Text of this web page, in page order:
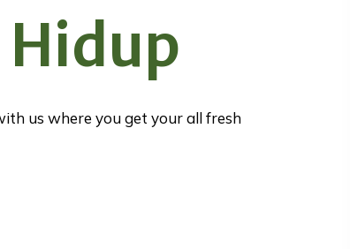
us where you get your all fresh